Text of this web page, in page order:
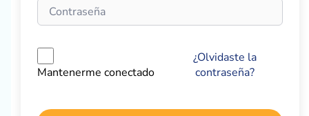
Mantenerme conectado
¿Olvidaste la
contraseña?